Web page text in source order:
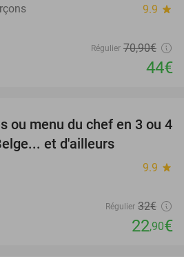
9.9 star
Régulier 70,90€
44€
28%
ou menu du chef en 3 ou 4
et d'ailleurs
9.9 star
Régulier 32€
22,90€